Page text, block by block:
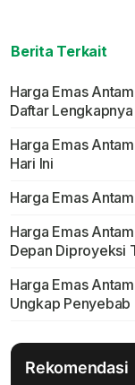
Berita Terkait
Harga Emas
Daftar Lengkapnya
Harga Emas
Hari Ini
Harga Emas
Harga Emas
Depan Diproyeksi
Harga Emas
Ungkap Penyebab
Rekomendasi